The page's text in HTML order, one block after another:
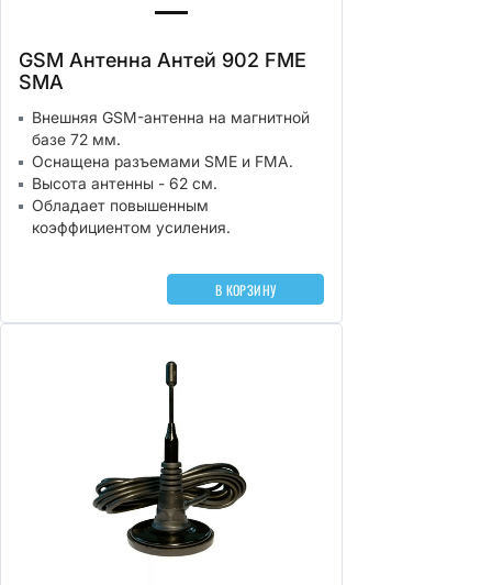
GSM Антенна Антей 902 FME
SMA
Внешняя GSM-антенна на магнитной
базе 72 мм.
Оснащена разъемами SME и FMA.
Высота антенны - 62 см.
Обладает повышенным
коэффициентом усиления.
В КОРЗИНУ